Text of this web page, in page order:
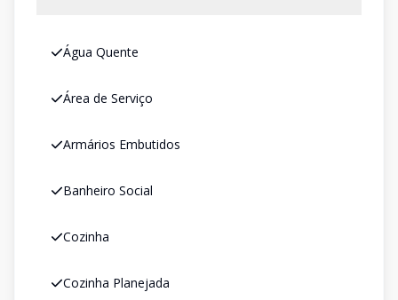
Água Quente
Área de Serviço
Armários Embutidos
Banheiro Social
Cozinha
Cozinha Planejada